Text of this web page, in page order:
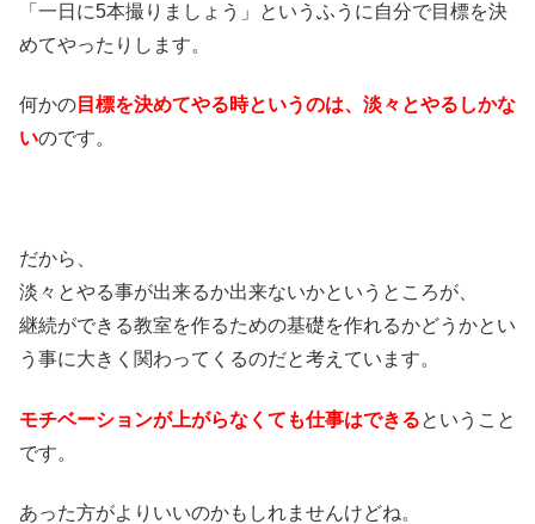
「一日に5本撮りましょう」というふうに自分で目標を決
めてやったりします。
何かの 目標を決めてやる時というのは、淡々とやるしかな
いのです。
だから、
淡々とやる事が出来るか出来ないかというところが、
継続ができる教室を作るための基礎を作れるかどうかとい
う事に大きく関わってくるのだと考えています。
モチベーションが上がらなくても仕事はできるということ
です。
あった方がよりいいのかもしれませんけどね。